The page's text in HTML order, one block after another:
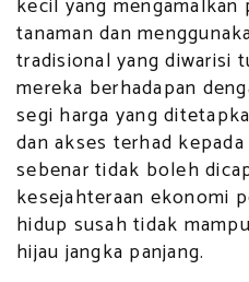
kecil yang
tanaman dan
tradisional yang diwarisi
mereka berhadapan
segi harga yang
dan akses terhad
sebenar tidak boleh
kesejahteraan ekonomi
hidup susah tidak
hijau jangka panjang.